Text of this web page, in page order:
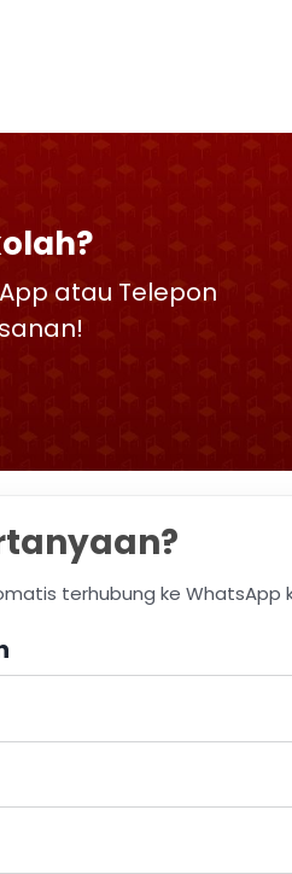
atau Telepon
terhubung ke WhatsApp